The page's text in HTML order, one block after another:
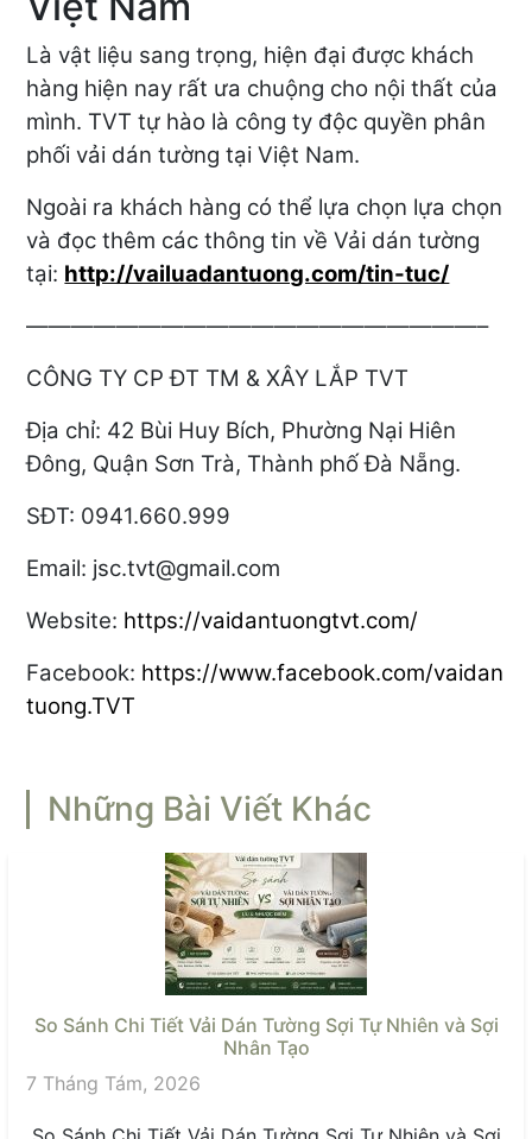
Là vật liệu sang trọng, hiện đại được khách
hàng hiện nay rất ưa chuộng cho nội thất của
mình. TVT tự hào là công ty độc quyền phân
phối vải dán tường tại Việt Nam.
Ngoài ra khách hàng có thể lựa chọn lựa chọn
và đọc thêm các thông tin về Vải dán tường
tại: http://vailuadantuong.com/tin-tuc/
————————————————————–
CÔNG TY CP ĐT TM & XÂY LẮP TVT
Địa chỉ: 42 Bùi Huy Bích, Phường Nại Hiên
Đông, Quận Sơn Trà, Thành phố Đà Nẵng.
SĐT: 0941.660.999
Email: jsc.tvt@gmail.com
Website: https://vaidantuongtvt.com/
Facebook: https://www.facebook.com/vaidan
tuong.TVT
Những Bài Viết Khác
So Sánh Chi Tiết Vải Dán Tường Sợi Tự Nhiên và Sợi
Nhân Tạo
7 Tháng Tám, 2026